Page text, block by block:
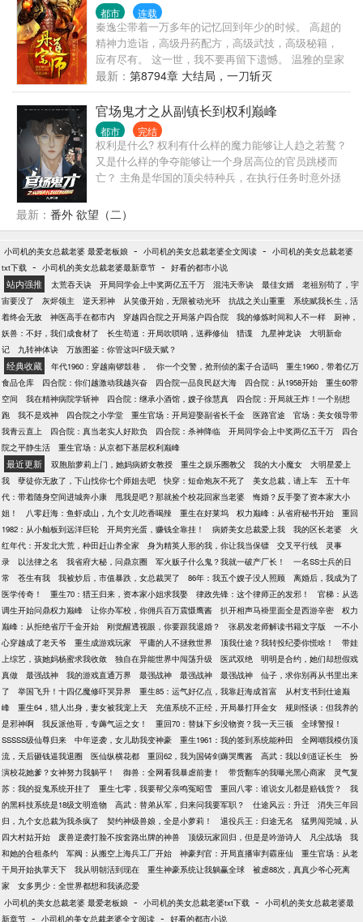
都市 连载
秦逸尘带着一万多年的记忆回到年少的时候。 高超的
精神力造诣，高级丹药配方，高级武技，高级秘籍，
应有尽有。 这一世，我不要再留下遗憾。 温雅的皇家
公主，刁蛮任性的魔女，圣洁冰冷的神女，一一与他
发生交集。 各位书友要是觉得《丹道宗师》还不错的
话请不要忘记向您QQ群和微博里的朋友推荐哦！
最新： 第8794章 大结局，一刀斩灭
官场鬼才之从副镇长到权利巅峰
都市 完结
权利是什么? 权利有什么样的魔力能够让人趋之若鹜？
又是什么样的争夺能够让一个身居高位的官员跳楼而
亡？ 主角是华国的顶尖特种兵，在执行任务时意外拯
最新： 番外 欲望（二）
小司机的美女总裁老婆 最爱老板娘 - 小司机的美女总裁老婆全文阅读 - 小司机的美女总裁老婆
txt下载 - 小司机的美女总裁老婆最新章节 - 好看的都市小说
站内强推 太荒吞天诀 开局同学会上中奖两亿五千万 混沌天帝诀 最佳女婿
老祖别苟了，宇
宙要没了
灰烬领主 逆天邪神 从笑傲开始，无限被动光环 抗战之关山重重
系统赋我长生，活
着终会无敌
神医高手在都市内 穿越四合院之开局落户四合院 我的修炼时间和人不一样
厨神，
妖兽：不好，我们成食材了
长生苟道：开局吹唢呐，送葬修仙 猎谍 九星神龙诀
大明新命
记
九转神体诀 万族图鉴：你管这叫F级天赋？
经典收藏 年代1960：穿越南锣鼓巷， 你一个交警，抢刑侦的案子合适吗
重生1960，带着亿万
食品仓库
四合院：你们越激动我越兴奋 四合院一品良民赵大海 四合院：从1958开始
重生60带
空间
我在精神病院学斩神 四合院：继承小酒馆，嫂子徐慧真
四合院：开局就王炸！一个别想
跑
我不是戏神 四合院之小学堂 重生官场：开局迎娶副省长千金 医路官途
官场：美女领导带
我青云直上
四合院：真当老实人好欺负 四合院：杀神降临 开局同学会上中奖两亿五千万
四合
院之平静生活
重生官场：从京都下基层权利巅峰
最近更新 双胞胎萝莉上门，她妈病娇女教授 重生之娱乐圈教父 我的大小魔女
大明星爱上
我
孽徒你无敌了，下山找你七个师姐去吧 快穿：短命炮灰不死了 美女总裁，请上车
五十年
代：带着随身空间进城奔小康
甩我是吧？那就捡个校花回家当老婆
悔婚？反手娶了资本家大小
姐！
八零赶海：鱼虾成山，九个女儿吃香喝辣 重生在好莱坞 权力巅峰：从省府秘书开始
重回
1982：从小舢板到远洋巨轮
开局穷光蛋，赚钱全靠挂！ 病娇美女总裁爱上我 我的区长老婆
火
红年代：开发北大荒，种田赶山养全家
身为精英人形的我，你让我当保镖 交叉平行线
灵事
录
以法律之名 我省府大秘，问鼎京圈 军火贩子什么鬼？我就一破产厂长！
一名SS士兵的日
常
苍生有我 我被炒后，市值暴跌，女总裁哭了 86年：我五个嫂子没人照顾
离婚后，我成为了
医学传奇！
重生70：猎王归来，资本家小姐求我娶 律政先锋：这个律师正的发邪！
官梯：从选
调生开始问鼎权力巅峰
让你办军校，你佣兵百万震慑鹰酱 扒开相声马褂里面全是西游辛密
权力
巅峰：从拒绝省厅千金开始
刚觉醒透视眼，你要跟我退婚？ 张易发老师解读书籍文字版
一不小
心穿越成了老天爷
重生成游戏玩家 平庸的人不拯救世界 顶我仕途？我转投纪委你慌啥！
带娃
上综艺，孩她妈杨蜜求我收敛
独自在异能世界中闯荡升级 医武双绝
明明是合约，她们却想假戏
真做
最强战神 我的游戏直通万界 最强战神 最强战神 最强战神
仙子，求你别再从书里出来
了
举国飞升！十四亿魔修吓哭异界 重生85：运气好亿点，我靠赶海成首富
从村支书到仕途巅
峰
重生64，猎人出身，妻女被我宠上天 充值系统不正经，开局暴打拜金女
规则怪谈：但我养的
是邪神啊
我反派他哥，专薅气运之女！ 重回70：替妹下乡没物资？我一天三顿
全球警报！
SSSSS级仙尊归来
中年逆袭，女儿助我变神豪 重生1961：我的签到系统能种田
全网嘲我模仿顶
流，天后砸钱逼我退圈
医仙纵横花都 重回62，我为国铸剑薅哭鹰酱 高武：我以剑道证长生
扮
演校花她爹？女神努力我躺平！
御兽：全网看我暴虐前妻！ 带货翻车的我曝光黑心商家
灵气复
苏：我的捉鬼系统开挂了
重生七零，我要帮父亲鸣冤昭雪 重回八零：谁说女儿都是赔钱货？
我
的黑科技系统是18级文明造物
高武：替弟从军，归来问我要军职？ 仕途风云：升迁
消失三年回
归，九个女总裁为我杀疯了
契约神级兽娘，全是小萝莉！ 退役兵王：归途无名
猛男闯莞城，从
四大村姑开始
废兽逆袭打脸不按套路出牌的神兽 顶级玩家回归，但是是吟游诗人 凡尘战场
我
和她的合租条约
军阀：从搬空上海兵工厂开始 神豪判官：开局直播审判霸座仙
重生官场：从老
干局开始执掌天下
我从明朝活到现在 重生神豪系统让我躺赢全球
被虐88次，真真少爷心死离
家
女多男少：全世界都想和我谈恋爱
小司机的美女总裁老婆 最爱老板娘 - 小司机的美女总裁老婆txt下载 - 小司机的美女总裁老婆最
新章节 - 小司机的美女总裁老婆全文阅读 - 好看的都市小说